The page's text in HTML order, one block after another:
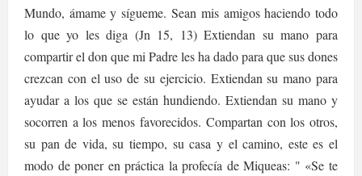
Mundo, ámame y sígueme. Sean mis amigos haciendo todo
lo que yo les diga (Jn 15, 13) Extiendan su mano para
compartir el don que mi Padre les ha dado para que sus dones
crezcan con el uso de su ejercicio. Extiendan su mano para
ayudar a los que se están hundiendo. Extiendan su mano y
socorren a los menos favorecidos. Compartan con los otros,
su pan de vida, su tiempo, su casa y el camino, este es el
modo de poner en práctica la profecía de Miqueas: " «Se te